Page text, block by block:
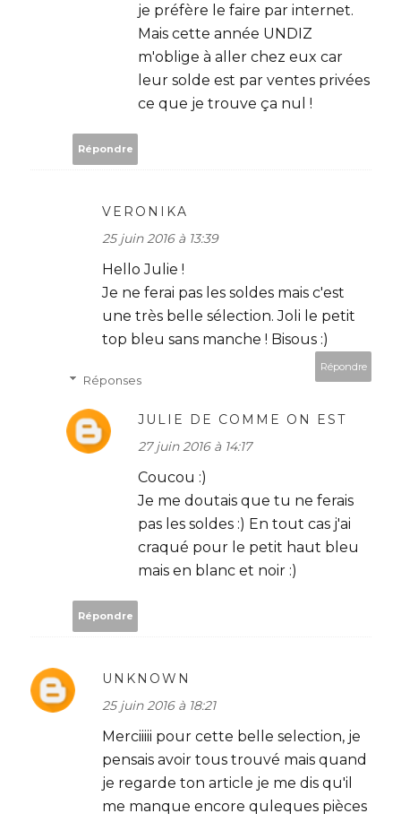
je préfère le faire par internet.
Mais cette année UNDIZ
m'oblige à aller chez eux car
leur solde est par ventes privées
ce que je trouve ça nul !
Répondre
VERONIKA
25 juin 2016 à 13:39
Hello Julie !
Je ne ferai pas les soldes mais c'est
une très belle sélection. Joli le petit
top bleu sans manche ! Bisous :)
Répondre
Réponses
JULIE DE COMME ON EST
27 juin 2016 à 14:17
Coucou :)
Je me doutais que tu ne ferais
pas les soldes :) En tout cas j'ai
craqué pour le petit haut bleu
mais en blanc et noir :)
Répondre
UNKNOWN
25 juin 2016 à 18:21
Merciiiii pour cette belle selection, je
pensais avoir tous trouvé mais quand
je regarde ton article je me dis qu'il
me manque encore quleques pièces